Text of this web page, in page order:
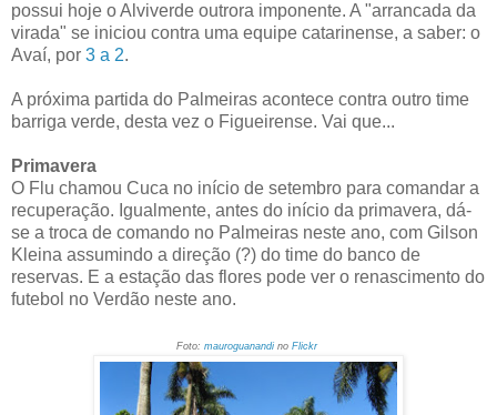
possui hoje o Alviverde outrora imponente. A "arrancada da
virada" se iniciou contra uma equipe catarinense, a saber: o
Avaí, por 3 a 2.
A próxima partida do Palmeiras acontece contra outro time
barriga verde, desta vez o Figueirense. Vai que...
Primavera
O Flu chamou Cuca no início de setembro para comandar a
recuperação. Igualmente, antes do início da primavera, dá-
se a troca de comando no Palmeiras neste ano, com Gilson
Kleina assumindo a direção (?) do time do banco de
reservas. E a estação das flores pode ver o renascimento do
futebol no Verdão neste ano.
Foto: mauroguanandi no Flickr